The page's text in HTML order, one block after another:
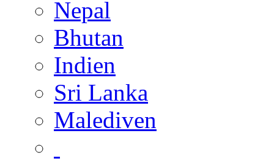
Nepal
Bhutan
Indien
Sri Lanka
Malediven